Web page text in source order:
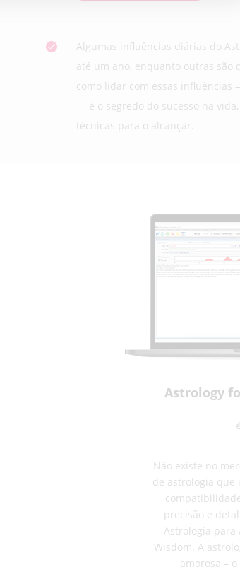
Algumas influências diárias do
até um ano, enquanto outras são
como lidar com essas
— é o segredo do sucesso na
técnicas para o alcançar.
Astrology
Não existe no
de astrologia que
precisão e
Astrologia para
Wisdom. A
amorosa –